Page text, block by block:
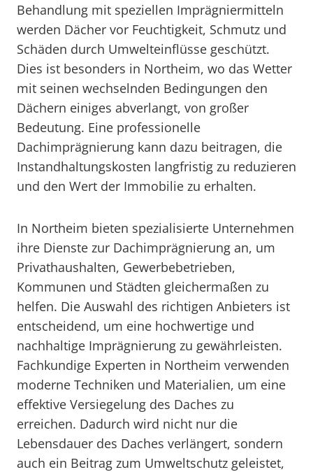
Behandlung mit speziellen Imprägniermitteln
werden Dächer vor Feuchtigkeit, Schmutz und
Schäden durch Umwelteinflüsse geschützt.
Dies ist besonders in Northeim, wo das Wetter
mit seinen wechselnden Bedingungen den
Dächern einiges abverlangt, von großer
Bedeutung. Eine professionelle
Dachimprägnierung kann dazu beitragen, die
Instandhaltungskosten langfristig zu reduzieren
und den Wert der Immobilie zu erhalten.
In Northeim bieten spezialisierte Unternehmen
ihre Dienste zur Dachimprägnierung an, um
Privathaushalten, Gewerbebetrieben,
Kommunen und Städten gleichermaßen zu
helfen. Die Auswahl des richtigen Anbieters ist
entscheidend, um eine hochwertige und
nachhaltige Imprägnierung zu gewährleisten.
Fachkundige Experten in Northeim verwenden
moderne Techniken und Materialien, um eine
effektive Versiegelung des Daches zu
erreichen. Dadurch wird nicht nur die
Lebensdauer des Daches verlängert, sondern
auch ein Beitrag zum Umweltschutz geleistet,